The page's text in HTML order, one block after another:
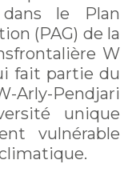
le Plan
(PAG) de la
W
fait partie du
Arly-Pendjari
unique
vulnérable